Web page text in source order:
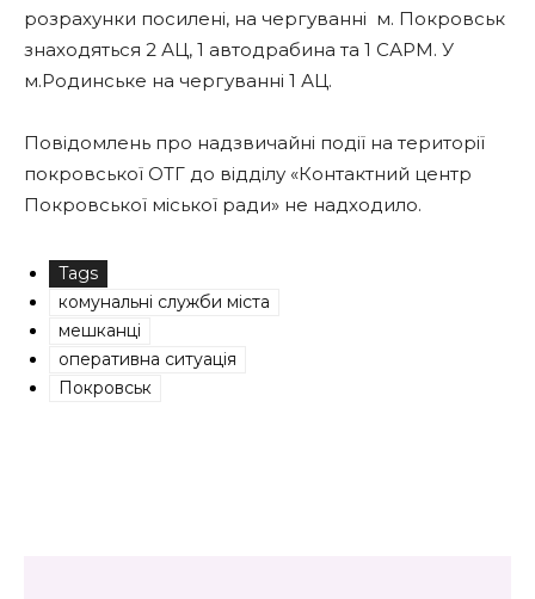
розрахунки посилені, на чергуванні м. Покровськ
знаходяться 2 АЦ, 1 автодрабина та 1 САРМ. У
м.Родинське на чергуванні 1 АЦ.
Повідомлень про надзвичайні події на території
покровської ОТГ до відділу «Контактний центр
Покровської міської ради» не надходило.
Tags
комунальні служби міста
мешканці
оперативна ситуація
Покровськ